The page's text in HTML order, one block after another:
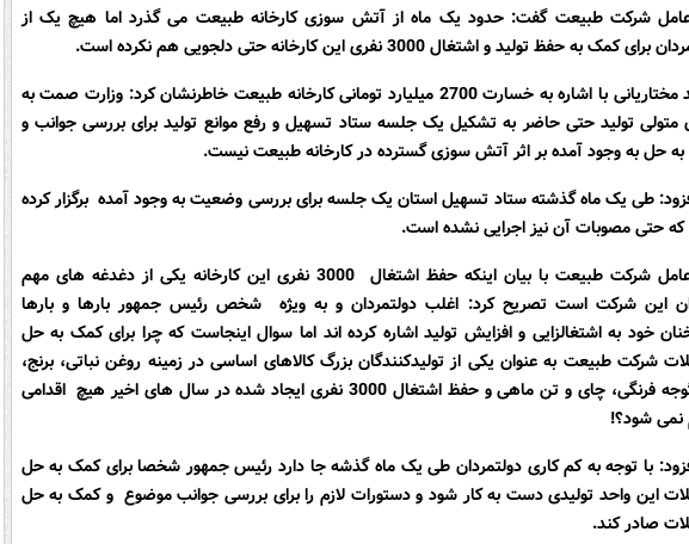
شرکت طبیعت گفت: حدود یک ماه از آتش سوزی کارخانه طبیعت می گذرد اما هیچ یک از
کمک به حفظ تولید و اشتغال 3000 نفری این کارخانه حتی دلجویی هم نکرده است.
محمد مختاریانی با اشاره به خسارت 2700 میلیارد تومانی کارخانه طبیعت خاطرنشان کرد: وزارت صمت به
متولی تولید حتی حاضر به تشکیل یک جلسه ستاد تسهیل و رفع موانع تولید برای بررسی جوانب و
حل به وجود آمده بر اثر آتش سوزی گسترده در کارخانه طبیعت نیست.
طی یک ماه گذشته ستاد تسهیل استان یک جلسه برای بررسی وضعیت به وجود آمده برگزار کرده
حتی مصوبات آن نیز اجرایی نشده است.
مدیرعامل شرکت طبیعت با بیان اینکه حفظ اشتغال 3000 نفری این کارخانه یکی از دغدغه های مهم
این شرکت است تصریح کرد: اغلب دولتمردان و به ویژه شخص رئیس جمهور بارها و بارها
خود به اشتغالزایی و افزایش تولید اشاره کرده اند اما سوال اینجاست که چرا برای کمک به حل
شرکت طبیعت به عنوان یکی از تولیدکنندگان بزرگ کالاهای اساسی در زمینه روغن نباتی، برنج،
رب گوجه فرنگی، چای و تن ماهی و حفظ اشتغال 3000 نفری ایجاد شده در سال های اخیر هیچ اقدامی
نمی شود؟!
با توجه به کم کاری دولتمردان طی یک ماه گذشه جا دارد رئیس جمهور شخصا برای کمک به حل
این واحد تولیدی دست به کار شود و دستورات لازم را برای بررسی جوانب موضوع و کمک به حل
صادر کند.